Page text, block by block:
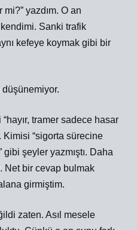
yazdım. O an
Sanki trafik
kefeye koymak gibi bir
düşünemiyor.
tramer sadece hasar
Kimisi “sigorta sürecine
gibi şeyler yazmıştı. Daha
Net bir cevap bulmak
girmiştim.
zaten. Asıl mesele